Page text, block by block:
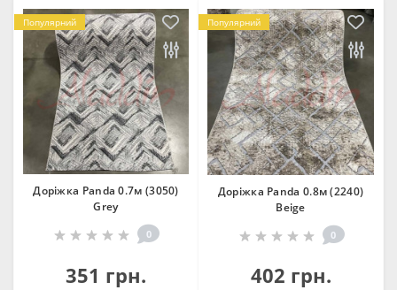
Популярний
Доріжка Panda 0.7м (3050)
Grey
0
351 грн.
Популярний
Доріжка Panda 0.8м (2240)
Beige
0
402 грн.